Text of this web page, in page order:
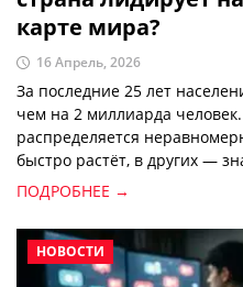
карте мира?
16 Апрель, 2026
За последние 25 лет
чем на 2 миллиарда
распределяется
быстро растёт, в других —
Интересно, что страны с
абсолютных цифрах и
процентным ростом — это не
Какие страны растут
населения?
ПОДРОБНЕЕ →
НОВОСТИ